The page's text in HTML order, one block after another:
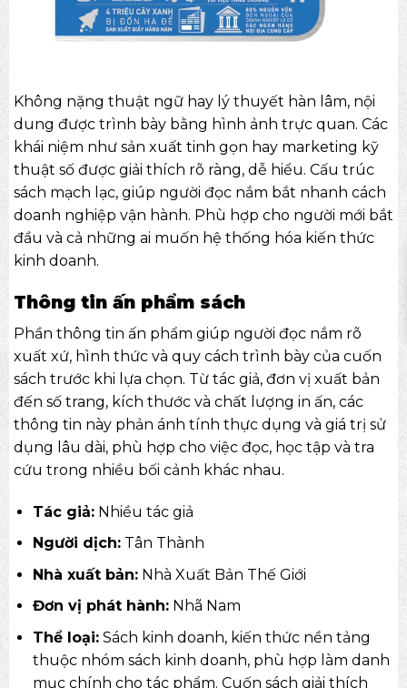
Không nặng thuật ngữ hay lý thuyết hàn lâm, nội
dung được trình bày bằng hình ảnh trực quan. Các
khái niệm như sản xuất tinh gọn hay marketing kỹ
thuật số được giải thích rõ ràng, dễ hiểu. Cấu trúc
sách mạch lạc, giúp người đọc nắm bắt nhanh cách
doanh nghiệp vận hành. Phù hợp cho người mới bắt
đầu và cả những ai muốn hệ thống hóa kiến thức
kinh doanh.
Thông tin ấn phẩm sách
Phần thông tin ấn phẩm giúp người đọc nắm rõ
xuất xứ, hình thức và quy cách trình bày của cuốn
sách trước khi lựa chọn. Từ tác giả, đơn vị xuất bản
đến số trang, kích thước và chất lượng in ấn, các
thông tin này phản ánh tính thực dụng và giá trị sử
dụng lâu dài, phù hợp cho việc đọc, học tập và tra
cứu trong nhiều bối cảnh khác nhau.
Tác giả:Nhiều tác giả
Người dịch:Tân Thành
Nhà xuất bản:Nhà Xuất Bản Thế Giới
Đơn vị phát hành:Nhã Nam
Thể loại:Sách kinh doanh, kiến thức nền tảng
thuộc nhóm sách kinh doanh, phù hợp làm danh
mục chính cho tác phẩm. Cuốn sách giải thích